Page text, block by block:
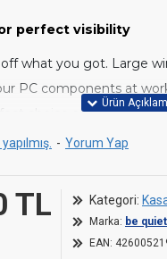
perfect visibility
what you got. Large
PC components at
choice as your show
is predetermined for
ARGB LED strip which
- Yorum Yap
TL Kategori:
Marka: be
EAN: